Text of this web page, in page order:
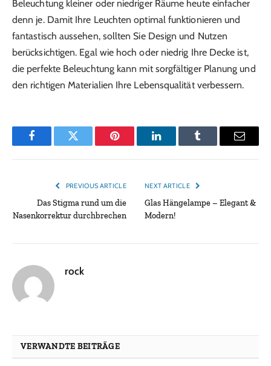
Beleuchtung kleiner oder niedriger Räume heute einfacher
denn je. Damit Ihre Leuchten optimal funktionieren und
fantastisch aussehen, sollten Sie Design und Nutzen
berücksichtigen. Egal wie hoch oder niedrig Ihre Decke ist,
die perfekte Beleuchtung kann mit sorgfältiger Planung und
den richtigen Materialien Ihre Lebensqualität verbessern.
FacebookTwitter Pinterest LinkedInTumblr Email
PREVIOUS ARTICLE
Das Stigma rund um die
Nasenkorrektur durchbrechen
NEXT ARTICLE
Glas Hängelampe – Elegant &
Modern!
rock
VERWANDTE BEITRÄGE